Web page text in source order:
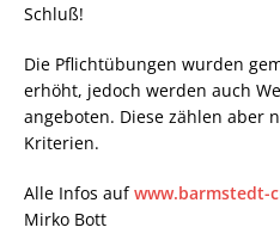
Schluß!
Die Pflichtübungen wurden
erhöht, jedoch werden auch
angeboten. Diese zählen aber
Kriterien.
Alle Infos aufwww.barmstedt-
Mirko Bott